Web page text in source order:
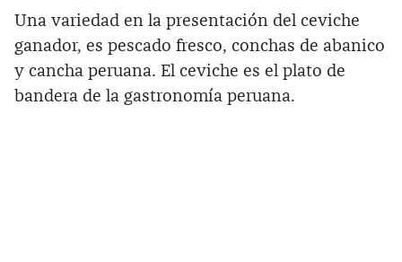
Una variedad en la presentación del ceviche
ganador, es pescado fresco, conchas de abanico
y cancha peruana. El ceviche es el plato de
bandera de la gastronomía peruana.